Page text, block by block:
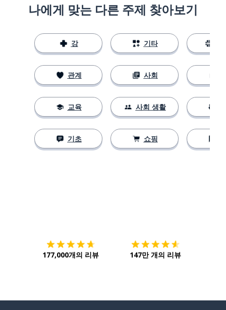
나에게 맞는 다른 주제 찾아보기
강
관계
교육
기초
기타
사회
사회 생활
쇼핑
177,000개의 리뷰 147만 개의 리뷰